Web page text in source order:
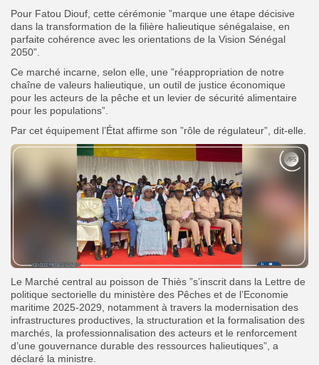
Pour Fatou Diouf, cette cérémonie ”marque une étape décisive
dans la transformation de la filière halieutique sénégalaise, en
parfaite cohérence avec les orientations de la Vision Sénégal
2050”.
Ce marché incarne, selon elle, une ”réappropriation de notre
chaîne de valeurs halieutique, un outil de justice économique
pour les acteurs de la pêche et un levier de sécurité alimentaire
pour les populations”.
Par cet équipement l’État affirme son ”rôle de régulateur”, dit-elle.
Le Marché central au poisson de Thiès ”s’inscrit dans la Lettre de
politique sectorielle du ministère des Pêches et de l’Economie
maritime 2025-2029, notamment à travers la modernisation des
infrastructures productives, la structuration et la formalisation des
marchés, la professionnalisation des acteurs et le renforcement
d’une gouvernance durable des ressources halieutiques”, a
déclaré la ministre.